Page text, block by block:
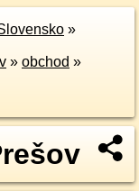
»
» obchod »